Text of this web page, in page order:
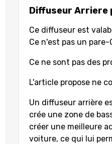
Diffuseur Arriere
Ce diffuseur est
Ce n'est pas un
Ce ne sont pas des
L'article propose ne
Un diffuseur arrière
crée une zone de
créer une meilleure
voiture, ce qui lui